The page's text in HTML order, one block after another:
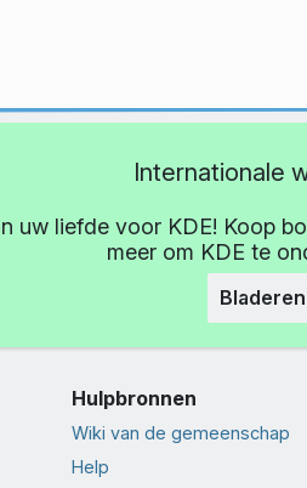
Internationale
uw liefde voor KDE! Koop
meer om KDE te
Bladeren
Hulpbronnen
Wiki van de gemeenschap
Help